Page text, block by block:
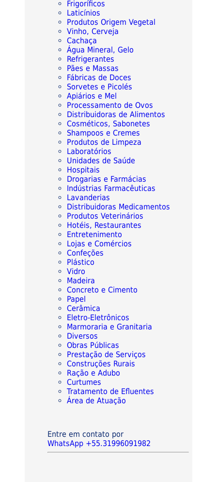
Frigoríficos
Laticínios
Produtos Origem Vegetal
Vinho, Cerveja
Cachaça
Água Mineral, Gelo
Refrigerantes
Pães e Massas
Fábricas de Doces
Sorvetes e Picolés
Apiários e Mel
Processamento de Ovos
Distribuidoras de Alimentos
Cosméticos, Sabonetes
Shampoos e Cremes
Produtos de Limpeza
Laboratórios
Unidades de Saúde
Hospitais
Drogarias e Farmácias
Indústrias Farmacêuticas
Lavanderias
Distribuidoras Medicamentos
Produtos Veterinários
Hotéis, Restaurantes
Entretenimento
Lojas e Comércios
Confeções
Plástico
Vidro
Madeira
Concreto e Cimento
Papel
Cerâmica
Eletro-Eletrônicos
Marmoraria e Granitaria
Diversos
Obras Públicas
Prestação de Serviços
Construções Rurais
Ração e Adubo
Curtumes
Tratamento de Efluentes
Área de Atuação
Entre em contato por
WhatsApp +55.31996091982